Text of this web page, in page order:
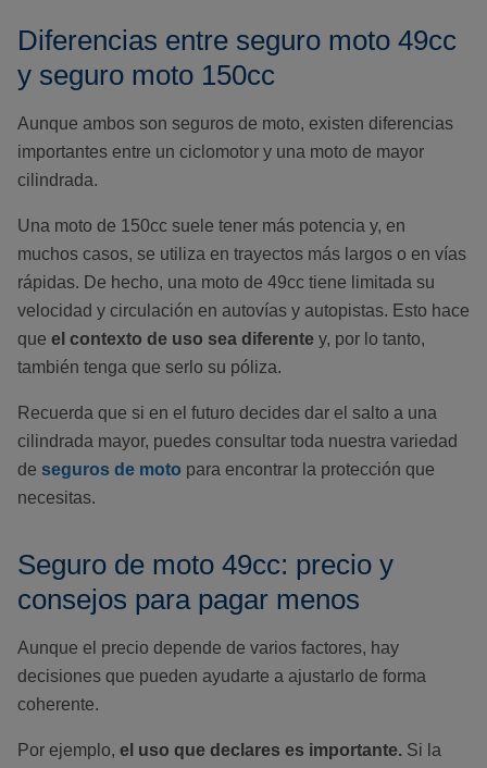
Diferencias entre seguro moto 49cc
y seguro moto 150cc
Aunque ambos son seguros de moto, existen diferencias
importantes entre un ciclomotor y una moto de mayor
cilindrada.
Una moto de 150cc suele tener más potencia y, en
muchos casos, se utiliza en trayectos más largos o en vías
rápidas. De hecho, una moto de 49cc tiene limitada su
velocidad y circulación en autovías y autopistas. Esto hace
que el contexto de uso sea diferente y, por lo tanto,
también tenga que serlo su póliza.
Recuerda que si en el futuro decides dar el salto a una
cilindrada mayor, puedes consultar toda nuestra variedad
de seguros de moto para encontrar la protección que
necesitas.
Seguro de moto 49cc: precio y
consejos para pagar menos
Aunque el precio depende de varios factores, hay
decisiones que pueden ayudarte a ajustarlo de forma
coherente.
Por ejemplo, el uso que declares es importante. Si la